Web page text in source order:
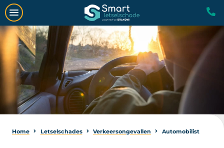
Home Letselschades Verkeersongevallen Automobilist